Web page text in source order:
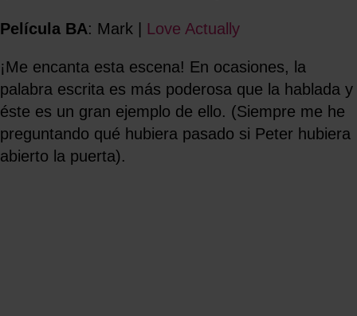
Película BA: Mark | Love Actually
¡Me encanta esta escena! En ocasiones, la
palabra escrita es más poderosa que la hablada y
éste es un gran ejemplo de ello. (Siempre me he
preguntando qué hubiera pasado si Peter hubiera
abierto la puerta).